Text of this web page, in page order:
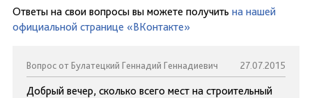
Ответы на свои вопросы вы можете получить на нашей
официальной странице «ВКонтакте»
Вопрос от Булатецкий Геннадий Геннадиевич 27.07.2015
Добрый вечер, сколько всего мест на строительный